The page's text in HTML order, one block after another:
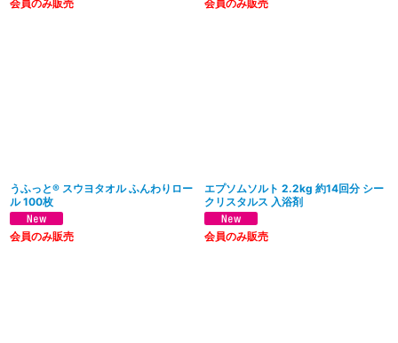
会員のみ販売 会員のみ販売
うふっと® スウヨタオル ふんわりロー
ル 100枚
会員のみ販売
エプソムソルト 2.2kg 約14回分 シー
クリスタルス 入浴剤
会員のみ販売